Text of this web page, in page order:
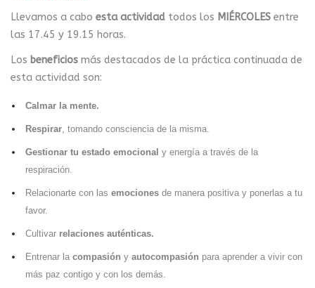
Llevamos a cabo esta actividad todos los MIÉRCOLES entre
las 17.45 y 19.15 horas.
Los beneficios más destacados de la práctica continuada de
esta actividad son:
Calmar la mente.
Respirar, tomando consciencia de la misma.
Gestionar tu estado emocional y energía a través de la
respiración.
Relacionarte con lasemociones de manera positiva y ponerlas a tu
favor.
Cultivar relaciones auténticas.
Entrenar lacompasión yautocompasión para aprender a vivir con
más paz contigo y con los demás.